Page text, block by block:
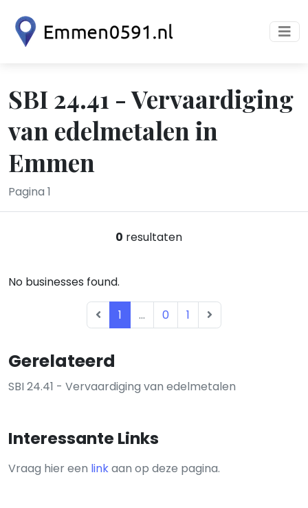
SBI 24.41 - Vervaardiging
van edelmetalen in
Emmen
Pagina 1
Gerelateerd
SBI 24.41 - Vervaardiging van edelmetalen
Interessante Links
Vraag hier een linkaan op deze pagina.
0 resultaten
No businesses found.
1 ... 0 1